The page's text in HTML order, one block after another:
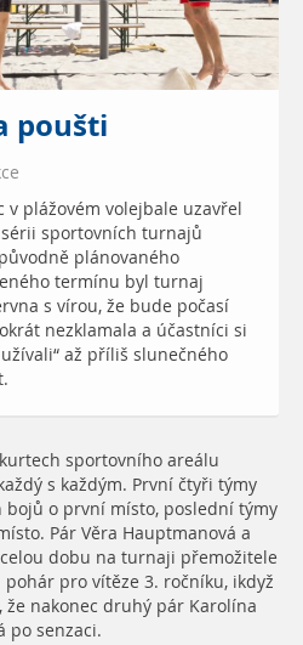
poušti
plážovém volejbale uzavřel
sportovních turnajů
plánovaného
termínu byl turnaj
s vírou, že bude počasí
nezklamala a účastníci si
až příliš slunečného
sportovního areálu
s každým. První čtyři týmy
bojů o první místo, poslední týmy
Pár Věra Hauptmanová a
dobu na turnaji přemožitele
pro vítěze 3. ročníku, ikdyž
nakonec druhý pár Karolína
po senzaci.